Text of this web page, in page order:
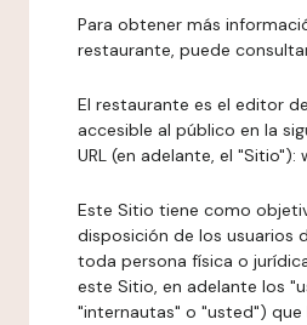
Para obtener más
restaurante, puede
El restaurante es el editor
accesible al público en la
URL (en adelante, el "Sitio"):
Este Sitio tiene como
disposición de los usuarios
toda persona física o
este Sitio, en adelante los
"internautas" o "usted") que